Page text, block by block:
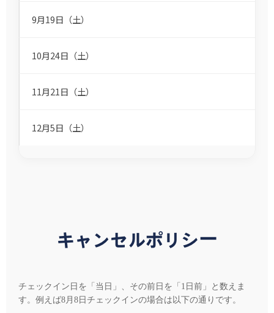
9月19日（土）
10月24日（土）
11月21日（土）
12月5日（土）
キャンセルポリシー
チェックイン日を「当日」、その前日を「1日前」と数えま
す。例えば8月8日チェックインの場合は以下の通りです。